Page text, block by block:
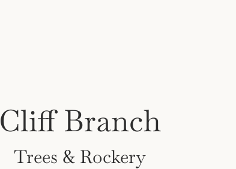
Cliff Branch
Trees & Rockery